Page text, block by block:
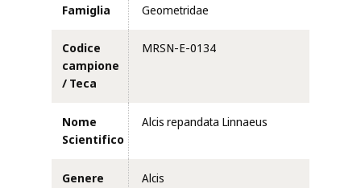
Famiglia Geometridae
Codice
campione
/ Teca
MRSN-E-0134
Nome
Scientifico
Alcis repandata Linnaeus
Genere Alcis